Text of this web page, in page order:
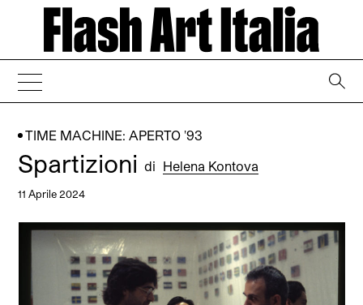
TIME MACHINE: APERTO '93
Spartizionidi Helena Kontova
11 Aprile 2024